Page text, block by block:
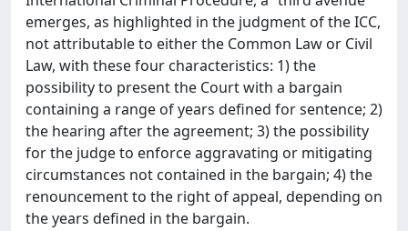
emerges, as highlighted in the judgment of the ICC,
not attributable to either the Common Law or Civil
Law, with these four characteristics: 1) the
possibility to present the Court with a bargain
containing a range of years defined for sentence; 2)
the hearing after the agreement; 3) the possibility
for the judge to enforce aggravating or mitigating
circumstances not contained in the bargain; 4) the
renouncement to the right of appeal, depending on
the years defined in the bargain.